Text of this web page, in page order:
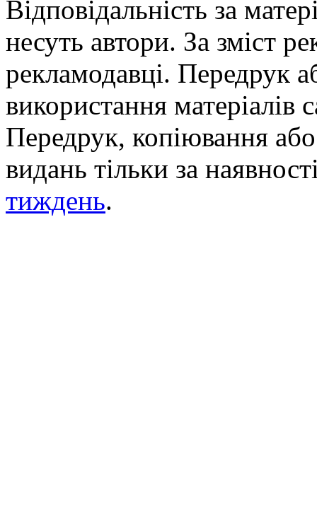
Відповідальність за
несуть автори. За зміст
рекламодавці. Передрук
використання матеріалів
Передрук, копіювання
видань тільки за
тиждень.